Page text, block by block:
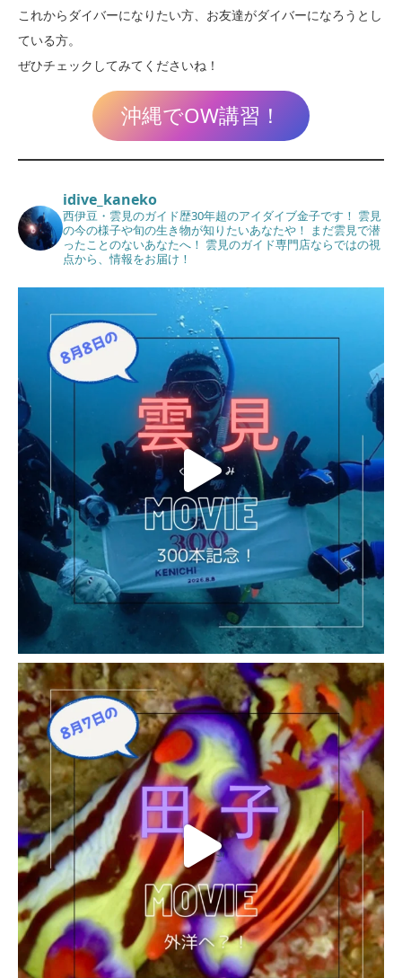
これからダイバーになりたい方、お友達がダイバーになろうとし
ている方。
ぜひチェックしてみてくださいね！
沖縄でOW講習！
idive_kaneko
西伊豆・雲見のガイド歴30年超のアイダイブ金子です！ 雲見
の今の様子や旬の生き物が知りたいあなたや！ まだ雲見で潜
ったことのないあなたへ！ 雲見のガイド専門店ならではの視
点から、情報をお届け！